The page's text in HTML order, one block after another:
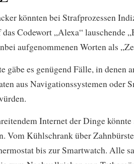
könnten bei Strafprozessen
das Codewort „Alexa“ lauschende
aufgenommenen Worten als
gäbe es genügend Fälle, in denen
aus Navigationssystemen oder
Internet der Dinge
Vom Kühlschrank über
bis zur Smartwatch. Alle